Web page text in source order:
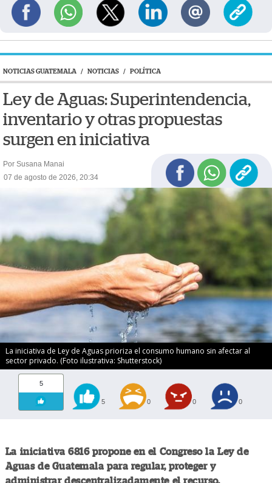
NOTICIAS GUATEMALA / NOTICIAS / POLÍTICA
Ley de Aguas: Superintendencia,
inventario y otras propuestas
surgen en iniciativa
Por Susana Manai
07 de agosto de 2026, 20:34
La iniciativa de Ley de Aguas prioriza el consumo humano sin afectar al
sector privado. (Foto ilustrativa: Shutterstock)
5
5 0 0 0
La iniciativa 6816 propone en el Congreso la Ley de
Aguas de Guatemala para regular, proteger y
administrar descentralizadamente el recurso,